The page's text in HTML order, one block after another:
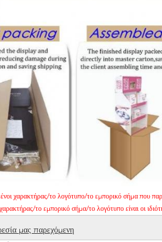
χαρακτήρας/το λογότυπο/το εμπορικό σήμα που
το εμπορικό σήμα/το λογότυπο είναι οι
μας παρεχόμενη